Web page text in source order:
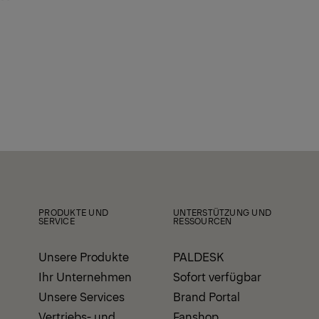
PRODUKTE UND
SERVICE
Unsere Produkte
Ihr Unternehmen
Unsere Services
UNTERSTÜTZUNG UND
RESSOURCEN
PALDESK
Sofort verfügbar
Brand Portal